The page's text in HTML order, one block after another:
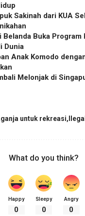
Sakinah dari KUA
Belanda Buka Program
Dunia
Anak Komodo
Melonjak di
ganja untuk rekreasi Ilegal
What do you think?
Happy
0
Sleepy
0
Angry
0